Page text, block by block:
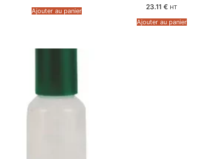
Ajouter au panier
23.11 € HT
Ajouter au panier